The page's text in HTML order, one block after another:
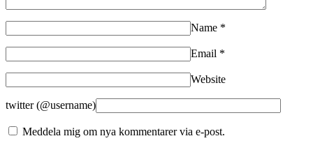
Name *
Email *
Website
twitter (@username)
Meddela mig om nya kommentarer via e-post.